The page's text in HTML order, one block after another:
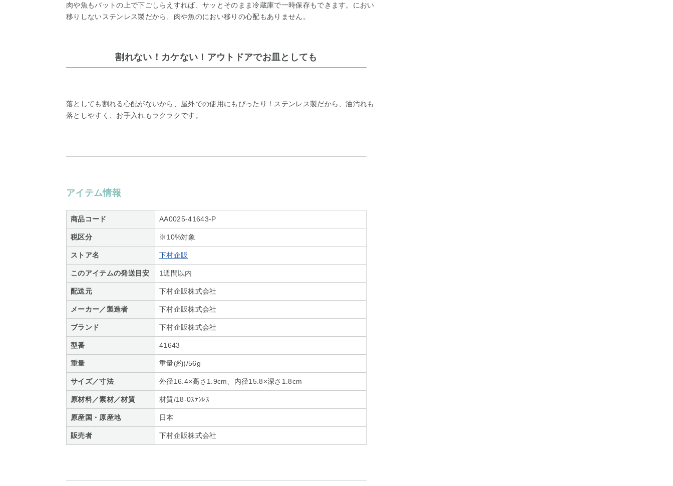
肉や魚もバットの上で下ごしらえすれば、サッとそのまま冷蔵庫で一時保存もできます。におい
移りしないステンレス製だから、肉や魚のにおい移りの心配もありません。
割れない！カケない！アウトドアでお皿としても
落としても割れる心配がないから、屋外での使用にもぴったり！ステンレス製だから、油汚れも
落としやすく、お手入れもラクラクです。
アイテム情報
商品コード AA0025-41643-P
税区分 ※10%対象
ストア名 下村企販
このアイテムの発送目安 1週間以内
配送元 下村企販株式会社
メーカー／製造者 下村企販株式会社
ブランド 下村企販株式会社
型番 41643
重量 重量(約)/56g
サイズ／寸法 外径16.4×高さ1.9cm、内径15.8×深さ1.8cm
原材料／素材／材質 材質/18-0ｽﾃﾝﾚｽ
原産国・原産地 日本
販売者 下村企販株式会社